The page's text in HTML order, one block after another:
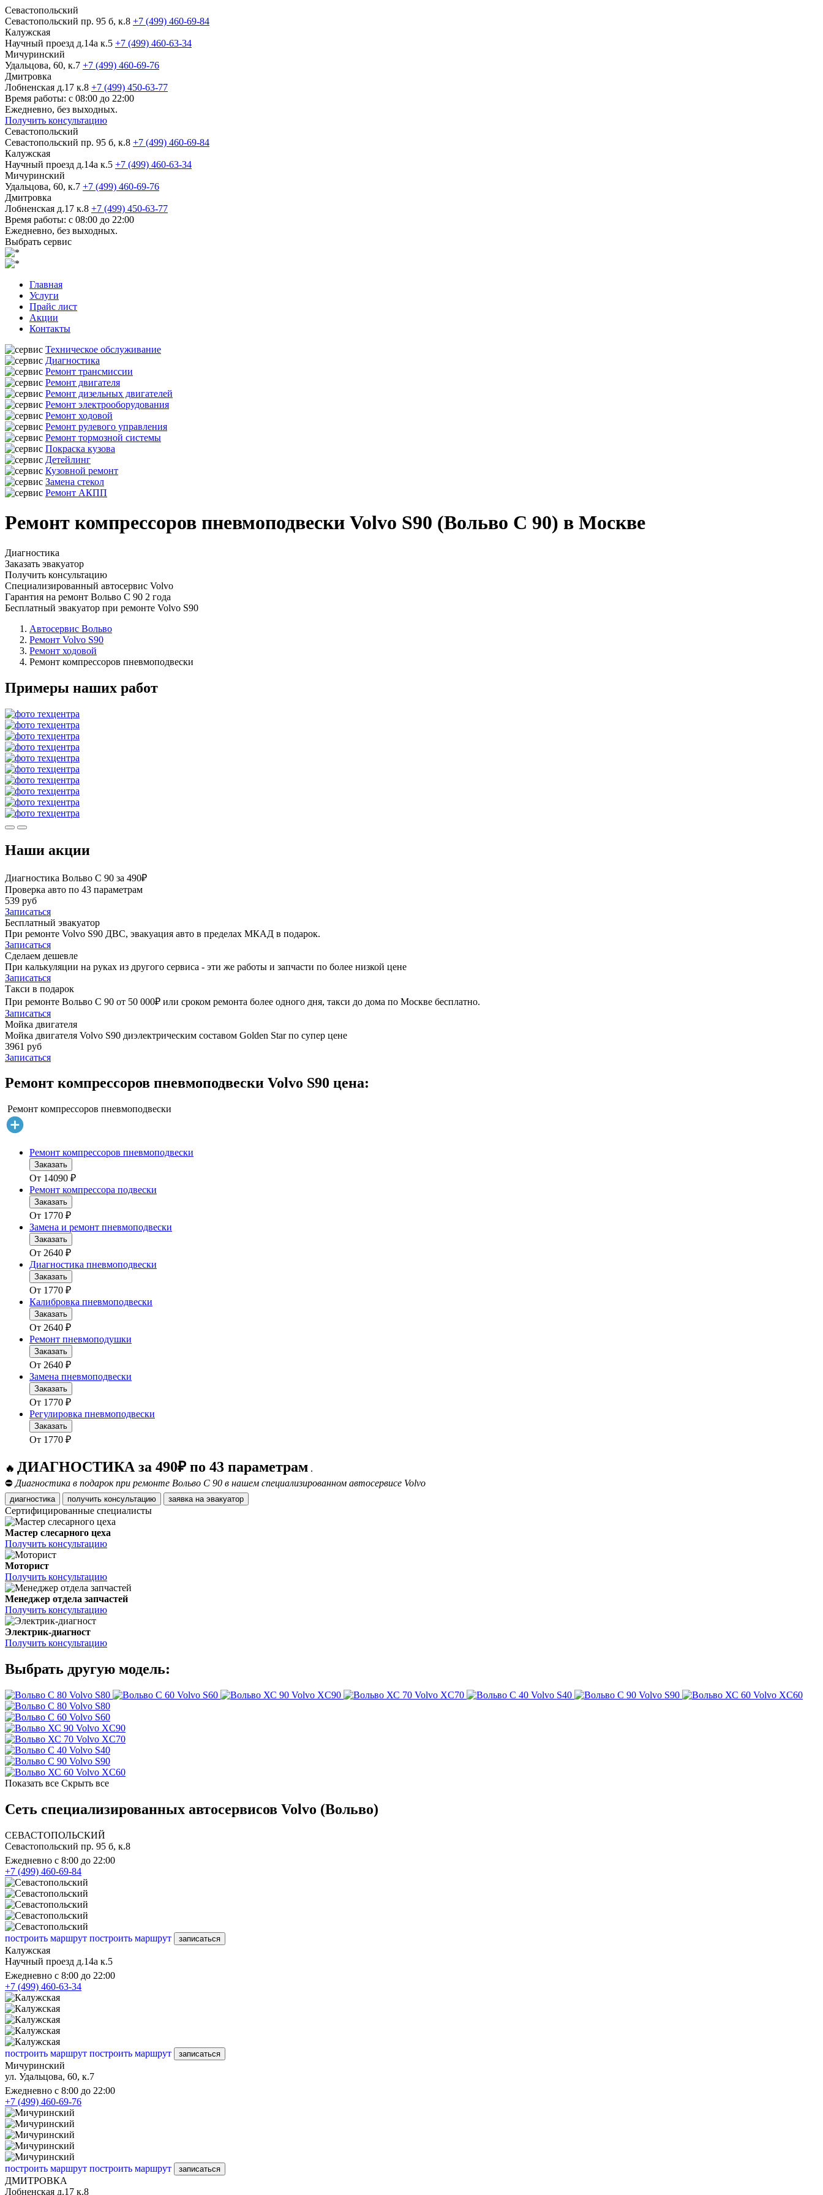
Севастопольский
Севастопольский пр. 95 б, к.8 +7 (499) 460-69-84
Калужская
Научный проезд д.14а к.5 +7 (499) 460-63-34
Мичуринский
Удальцова, 60, к.7 +7 (499) 460-69-76
Дмитровка
Лобненская д.17 к.8 +7 (499) 450-63-77
Время работы: с 08:00 до 22:00
Ежедневно, без выходных.
Получить консультацию
Севастопольский
Севастопольский пр. 95 б, к.8 +7 (499) 460-69-84
Калужская
Научный проезд д.14а к.5 +7 (499) 460-63-34
Мичуринский
Удальцова, 60, к.7 +7 (499) 460-69-76
Дмитровка
Лобненская д.17 к.8 +7 (499) 450-63-77
Время работы: с 08:00 до 22:00
Ежедневно, без выходных.
Выбрать сервис
Главная
Услуги
Прайс лист
Акции
Контакты
Техническое обслуживание
Диагностика
Ремонт трансмиссии
Ремонт двигателя
Ремонт дизельных двигателей
Ремонт электрооборудования
Ремонт ходовой
Ремонт рулевого управления
Ремонт тормозной системы
Покраска кузова
Детейлинг
Кузовной ремонт
Замена стекол
Ремонт АКПП
Ремонт компрессоров пневмоподвески Volvo S90 (Вольво С 90) в Москве
Диагностика
Заказать эвакуатор
Получить консультацию
Специализированный автосервис Volvo
Гарантия на ремонт Вольво С 90 2 года
Бесплатный эвакуатор при ремонте Volvo S90
Автосервис Вольво
Ремонт Volvo S90
Ремонт ходовой
Ремонт компрессоров пневмоподвески
Примеры наших работ
Наши акции
Диагностика Вольво С 90 за 490₽
Проверка авто по 43 параметрам
539 руб
Записаться
Бесплатный эвакуатор
При ремонте Volvo S90 ДВС, эвакуация авто в пределах МКАД в подарок.
Записаться
Сделаем дешевле
При калькуляции на руках из другого сервиса - эти же работы и запчасти по более низкой цене
Записаться
Такси в подарок
При ремонте Вольво С 90 от 50 000₽ или сроком ремонта более одного дня, такси до дома по Москве бесплатно.
Записаться
Мойка двигателя
Мойка двигателя Volvo S90 диэлектрическим составом Golden Star по супер цене
3961 руб
Записаться
Ремонт компрессоров пневмоподвески Volvo S90 цена:
Ремонт компрессоров пневмоподвески
Ремонт компрессоров пневмоподвески
Заказать
От 14090 ₽
Ремонт компрессора подвески
Заказать
От 1770 ₽
Замена и ремонт пневмоподвески
Заказать
От 2640 ₽
Диагностика пневмоподвески
Заказать
От 1770 ₽
Калибровка пневмоподвески
Заказать
От 2640 ₽
Ремонт пневмоподушки
Заказать
От 2640 ₽
Замена пневмоподвески
Заказать
От 1770 ₽
Регулировка пневмоподвески
Заказать
От 1770 ₽
🔥 ДИАГНОСТИКА за 490₽ по 43 параметрам .
⛔ Диагностика в подарок при ремонте Вольво С 90 в нашем специализированном автосервисе Volvo
диагностика получить консультацию заявка на эвакуатор
Сертифицированные специалисты
Мастер слесарного цеха
Получить консультацию
Моторист
Получить консультацию
Менеджер отдела запчастей
Получить консультацию
Электрик-диагност
Получить консультацию
Выбрать другую модель:
Volvo S80 Volvo S60 Volvo XC90 Volvo XC70 Volvo S40 Volvo S90
Volvo XC60
Volvo S80
Volvo S60
Volvo XC90
Volvo XC70
Volvo S40
Volvo S90
Volvo XC60
Показать все Скрыть все
Сеть специализированных автосервисов Volvo (Вольво)
СЕВАСТОПОЛЬСКИЙ
Севастопольский пр. 95 б, к.8
Ежедневно с 8:00 до 22:00
+7 (499) 460-69-84
построить маршрут построить маршрут записаться
Калужская
Научный проезд д.14а к.5
Ежедневно с 8:00 до 22:00
+7 (499) 460-63-34
построить маршрут построить маршрут записаться
Мичуринский
ул. Удальцова, 60, к.7
Ежедневно с 8:00 до 22:00
+7 (499) 460-69-76
построить маршрут построить маршрут записаться
ДМИТРОВКА
Лобненская д.17 к.8